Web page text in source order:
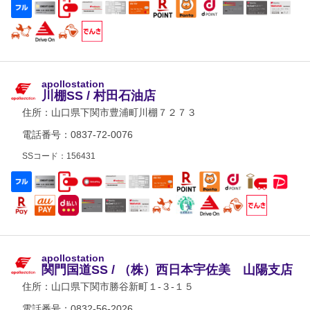
apollostation
川棚SS / 村田石油店
住所： 山口県下関市豊浦町川棚７２７３
電話番号：0837-72-0076
SSコード：156431
apollostation
関門国道SS / （株）西日本宇佐美 山陽支店
住所： 山口県下関市勝谷新町１-３-１５